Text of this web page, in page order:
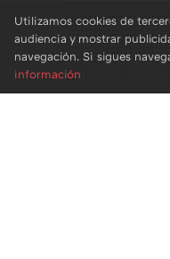
Utilizamos cookies de
audiencia y mostrar
navegación. Si sigues
información